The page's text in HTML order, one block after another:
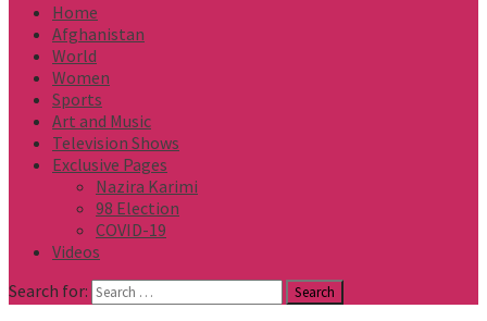
Home
Afghanistan
World
Women
Sports
Art and Music
Television Shows
Exclusive Pages
Nazira Karimi
98 Election
COVID-19
Videos
Search for: